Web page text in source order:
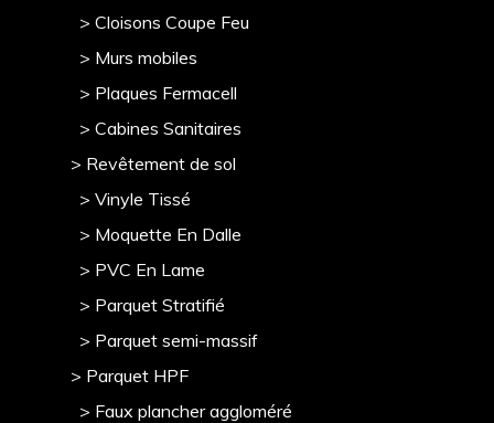
> Cloisons Coupe Feu
> Murs mobiles
> Plaques Fermacell
> Cabines Sanitaires
> Revêtement de sol
> Vinyle Tissé
> Moquette En Dalle
> PVC En Lame
> Parquet Stratifié
> Parquet semi-massif
> Parquet HPF
> Faux plancher aggloméré